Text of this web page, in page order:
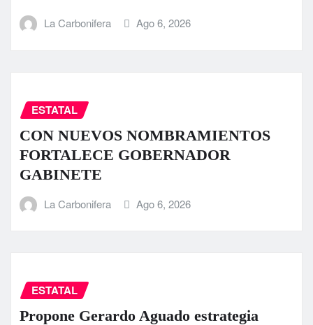
La Carbonifera Ago 6, 2026
ESTATAL
CON NUEVOS NOMBRAMIENTOS
FORTALECE GOBERNADOR
GABINETE
La Carbonifera Ago 6, 2026
ESTATAL
Propone Gerardo Aguado estrategia